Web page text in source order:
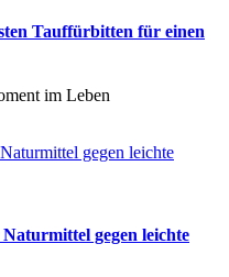
Tauffürbitten für einen
im Leben
gegen leichte